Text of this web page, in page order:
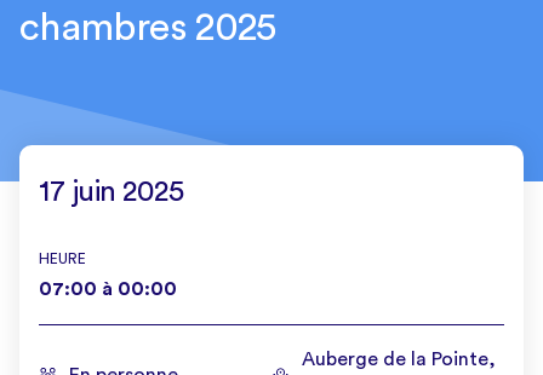
chambres 2025
17 juin 2025
HEURE
07:00 à 00:00
Auberge de la Pointe,